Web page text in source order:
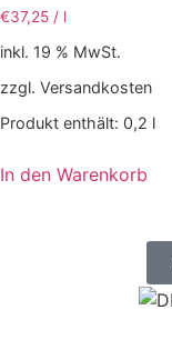
€37,25 / l
inkl. 19 % MwSt.
zzgl. Versandkosten
Produkt enthält: 0,2 l
In den Warenkorb